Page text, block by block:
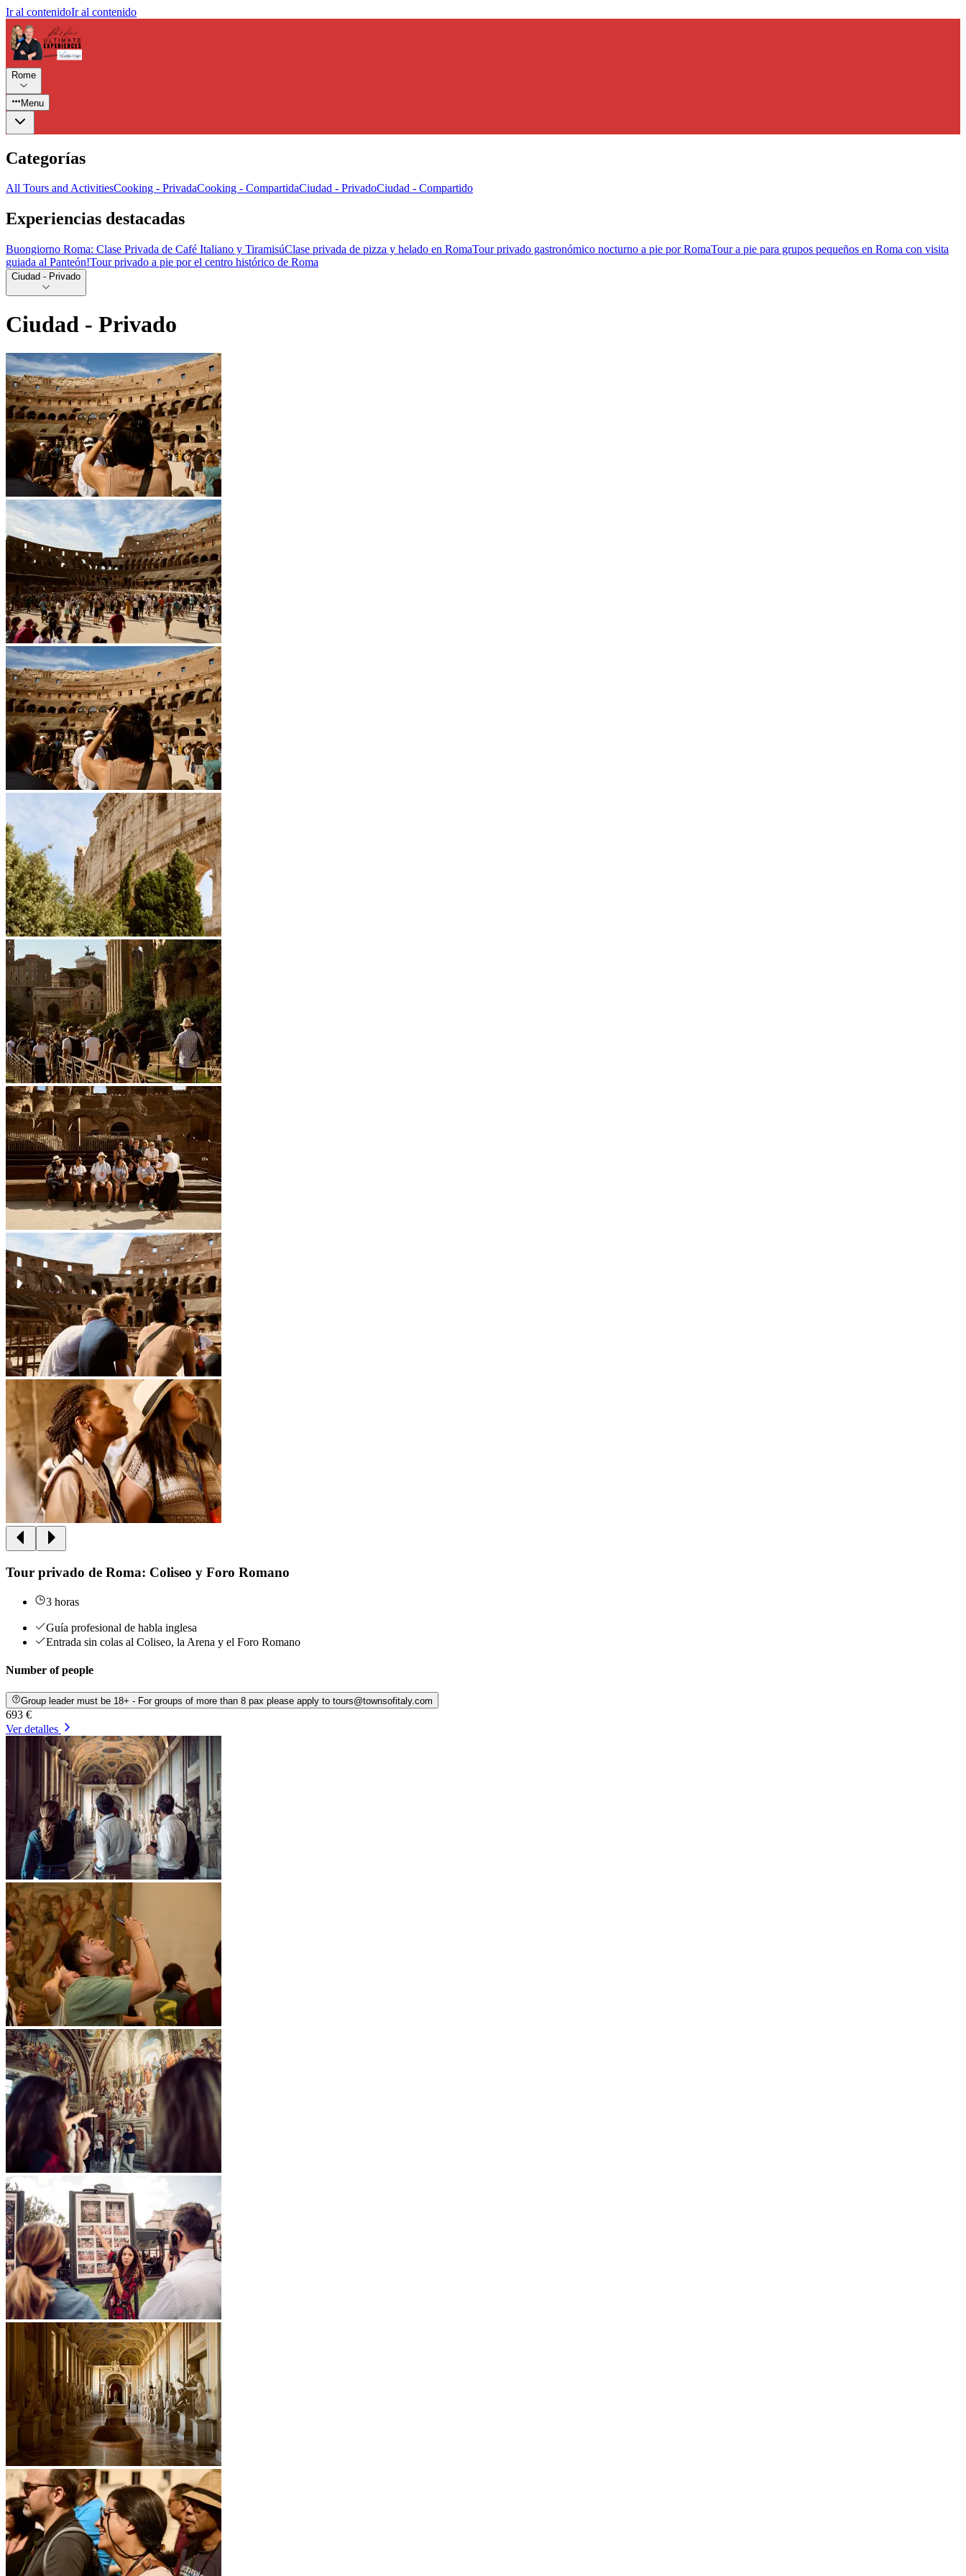
Ir al contenidoIr al contenido
Rome
Menu
Categorías
All Tours and ActivitiesCooking - PrivadaCooking - CompartidaCiudad - PrivadoCiudad - Compartido
Experiencias destacadas
Buongiorno Roma: Clase Privada de Café Italiano y TiramisúClase privada de pizza y helado en RomaTour privado gastronómico nocturno a pie por RomaTour a pie para grupos pequeños en Roma con visita
guiada al Panteón!Tour privado a pie por el centro histórico de Roma
Ciudad - Privado
Ciudad - Privado
Tour privado de Roma: Coliseo y Foro Romano
3 horas
Guía profesional de habla inglesa
Entrada sin colas al Coliseo, la Arena y el Foro Romano
Number of people
Group leader must be 18+ - For groups of more than 8 pax please apply to tours@townsofitaly.com
693 €
Ver detalles